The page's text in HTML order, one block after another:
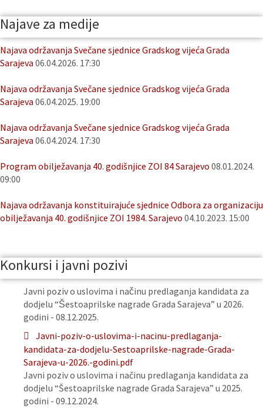
Najave za medije
Najava održavanja Svečane sjednice Gradskog vijeća Grada
Sarajeva 06.04.2026. 17:30
Najava održavanja Svečane sjednice Gradskog vijeća Grada
Sarajeva 06.04.2025. 19:00
Najava održavanja Svečane sjednice Gradskog vijeća Grada
Sarajeva 06.04.2024. 17:30
Program obilježavanja 40. godišnjice ZOI 84 Sarajevo 08.01.2024.
09:00
Najava održavanja konstituirajuće sjednice Odbora za organizaciju
obilježavanja 40. godišnjice ZOI 1984. Sarajevo 04.10.2023. 15:00
Konkursi i javni pozivi
Javni poziv o uslovima i načinu predlaganja kandidata za
dodjelu “Šestoaprilske nagrade Grada Sarajeva” u 2026.
godini - 08.12.2025.
Javni-poziv-o-uslovima-i-nacinu-predlaganja-
kandidata-za-dodjelu-Sestoaprilske-nagrade-Grada-
Sarajeva-u-2026.-godini.pdf
Javni poziv o uslovima i načinu predlaganja kandidata za
dodjelu “Šestoaprilske nagrade Grada Sarajeva” u 2025.
godini - 09.12.2024.